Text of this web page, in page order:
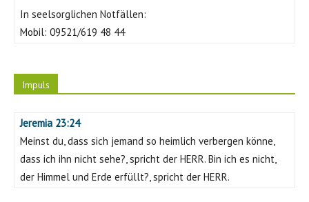
In seelsorglichen Notfällen:
Mobil: 09521/619 48 44
Impuls
Jeremia 23:24
Meinst du, dass sich jemand so heimlich verbergen könne,
dass ich ihn nicht sehe?, spricht der HERR. Bin ich es nicht,
der Himmel und Erde erfüllt?, spricht der HERR.